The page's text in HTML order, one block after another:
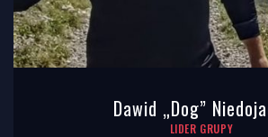
Dawid „Dog”
LIDER GRUPY